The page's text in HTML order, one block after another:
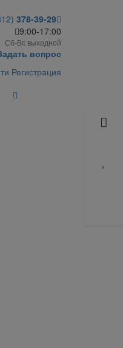
378-39-29
9:00-17:00
Сб-Вс выходной
вопрос
Регистрация